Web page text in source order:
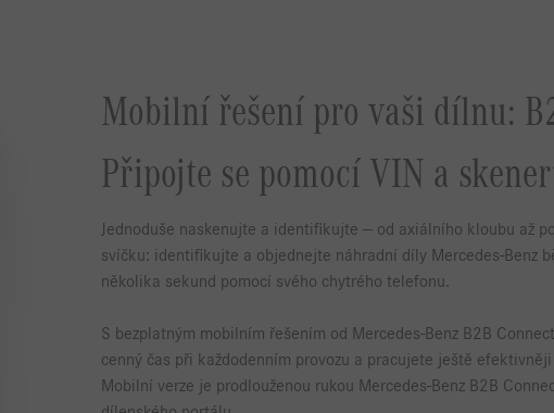
Mobilní řešení pro vaši dílnu:
Připojte se pomocí VIN a
Jednoduše naskenujte a identifikujte — od axiálního kloubu až
svíčku: identifikujte a objednejte náhradní díly Mercedes-Benz
několika sekund pomocí svého chytrého telefonu.
S bezplatným mobilním řešením od Mercedes-Benz B2B
cenný čas při každodenním provozu a pracujete ještě
Mobilní verze je prodlouženou rukou Mercedes-Benz B2B